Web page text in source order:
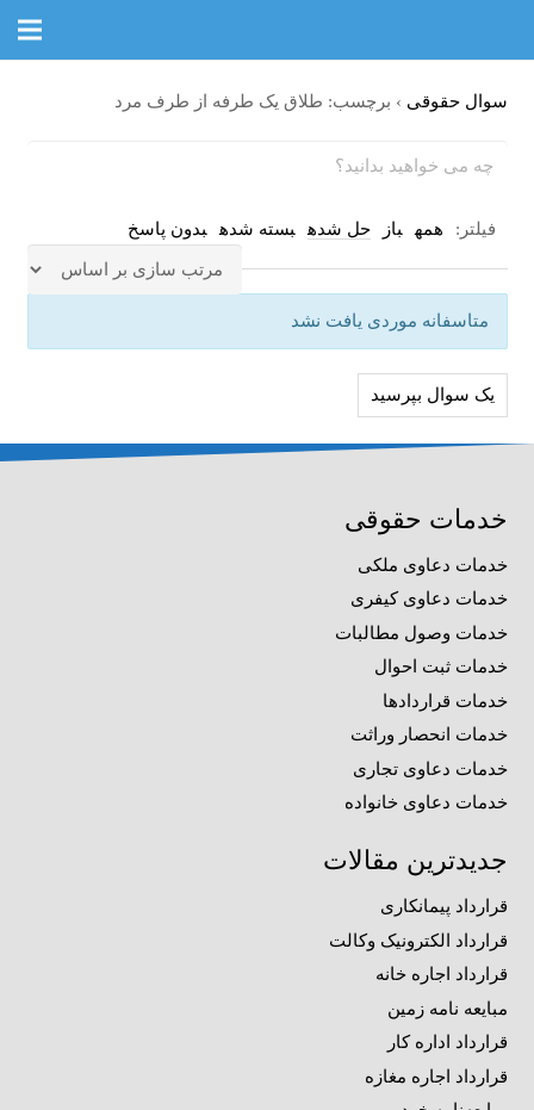
سوال حقوقی › برچسب: طلاق یک طرفه از طرف مرد
فیلتر: همه باز حل شده بسته شده بدون پاسخ
متاسفانه موردی یافت نشد
یک سوال بپرسید
خدمات حقوقی
خدمات دعاوی ملکی
خدمات دعاوی کیفری
خدمات وصول مطالبات
خدمات ثبت احوال
خدمات قراردادها
خدمات انحصار وراثت
خدمات دعاوی تجاری
خدمات دعاوی خانواده
جدیدترین مقالات
قرارداد پیمانکاری
قرارداد الکترونیک وکالت
قرارداد اجاره خانه
مبایعه نامه زمین
قرارداد اداره کار
قرارداد اجاره مغازه